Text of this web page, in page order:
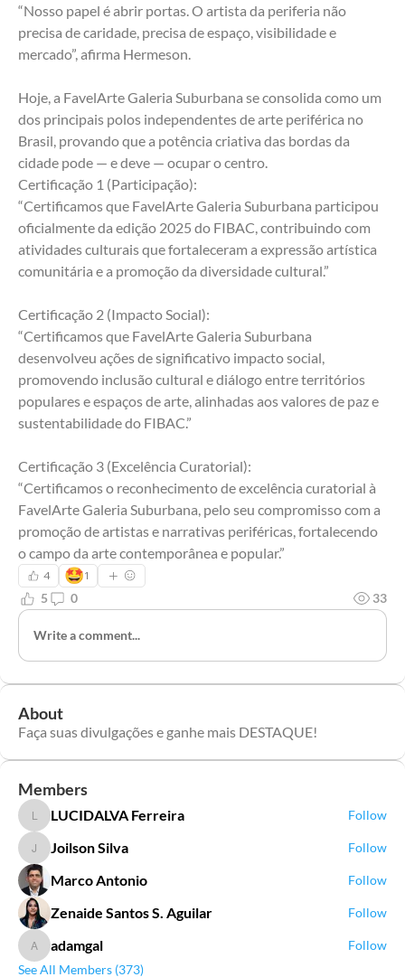
“Nosso papel é abrir portas. O artista da periferia não
precisa de caridade, precisa de espaço, visibilidade e
mercado”, afirma Hermeson.
Hoje, a FavelArte Galeria Suburbana se consolida como um
dos principais polos independentes de arte periférica no
Brasil, provando que a potência criativa das bordas da
cidade pode — e deve — ocupar o centro.
Certificação 1 (Participação):
“Certificamos que FavelArte Galeria Suburbana participou
oficialmente da edição 2025 do FIBAC, contribuindo com
atividades culturais que fortaleceram a expressão artística
comunitária e a promoção da diversidade cultural.”
Certificação 2 (Impacto Social):
“Certificamos que FavelArte Galeria Suburbana
desenvolveu ações de significativo impacto social,
promovendo inclusão cultural e diálogo entre territórios
populares e espaços de arte, alinhadas aos valores de paz e
sustentabilidade do FIBAC.”
Certificação 3 (Excelência Curatorial):
“Certificamos o reconhecimento de excelência curatorial à
FavelArte Galeria Suburbana, pelo seu compromisso com a
promoção de artistas e narrativas periféricas, fortalecendo
o campo da arte contemporânea e popular.”
4 🤩1
5 0 33
Write a comment...
About
Faça suas divulgações e ganhe mais DESTAQUE!
Members
LUCIDALVA Ferreira
LUCIDALVA Ferreira Follow
Joilson Silva
Joilson Silva Follow
Marco Antonio Follow
Zenaide Santos S. Aguilar Follow
adamgal
adamgal
Follow
See All Members (373)